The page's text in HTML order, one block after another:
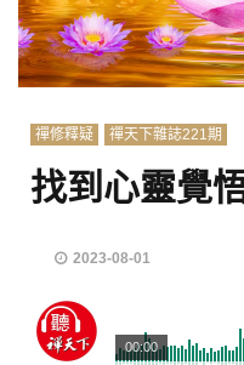
禪修釋疑 禪天下雜誌221期
找到心靈覺
2023-08-01
00:00